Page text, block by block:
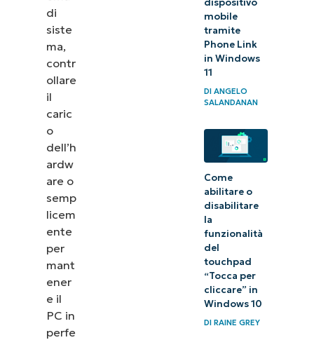
di
siste
ma,
contr
ollare
il
caric
o
dell’h
ardw
are o
semp
licem
ente
per
mant
ener
e il
PC in
perfe
mobile
tramite
Phone Link
in Windows
11
DIANGELO
SALANDANAN
Come
abilitare o
disabilitare
la
funzionalità
del
touchpad
“Tocca per
cliccare” in
Windows 10
DIRAINE GREY